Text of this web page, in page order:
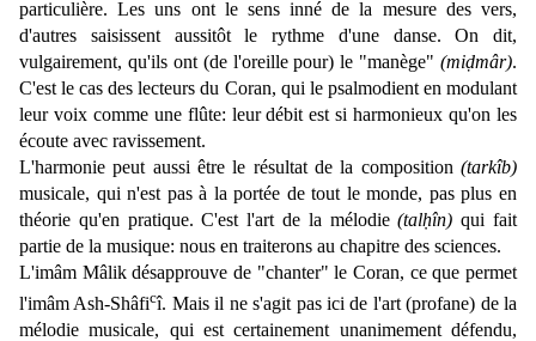
particulière. Les uns ont le sens inné de la mesure des vers,
d'autres saisissent aussitôt le rythme d'une danse. On dit,
vulgairement, qu'ils ont (de l'oreille pour) le "manège" (miḍmâr).
C'est le cas des lecteurs du Coran, qui le psalmodient en modulant
leur voix comme une flûte: leur débit est si harmonieux qu'on les
écoute avec ravissement.
L'harmonie peut aussi être le résultat de la composition (tarkîb)
musicale, qui n'est pas à la portée de tout le monde, pas plus en
théorie qu'en pratique. C'est l'art de la mélodie(talḥîn) qui fait
partie de la musique: nous en traiterons au chapitre des sciences.
L'imâm Mâlik désapprouve de "chanter" le Coran, ce que permet
l'imâm Ash-Shâficî. Mais il ne s'agit pas ici de l'art (profane) de la
mélodie musicale, qui est certainement unanimement défendu,